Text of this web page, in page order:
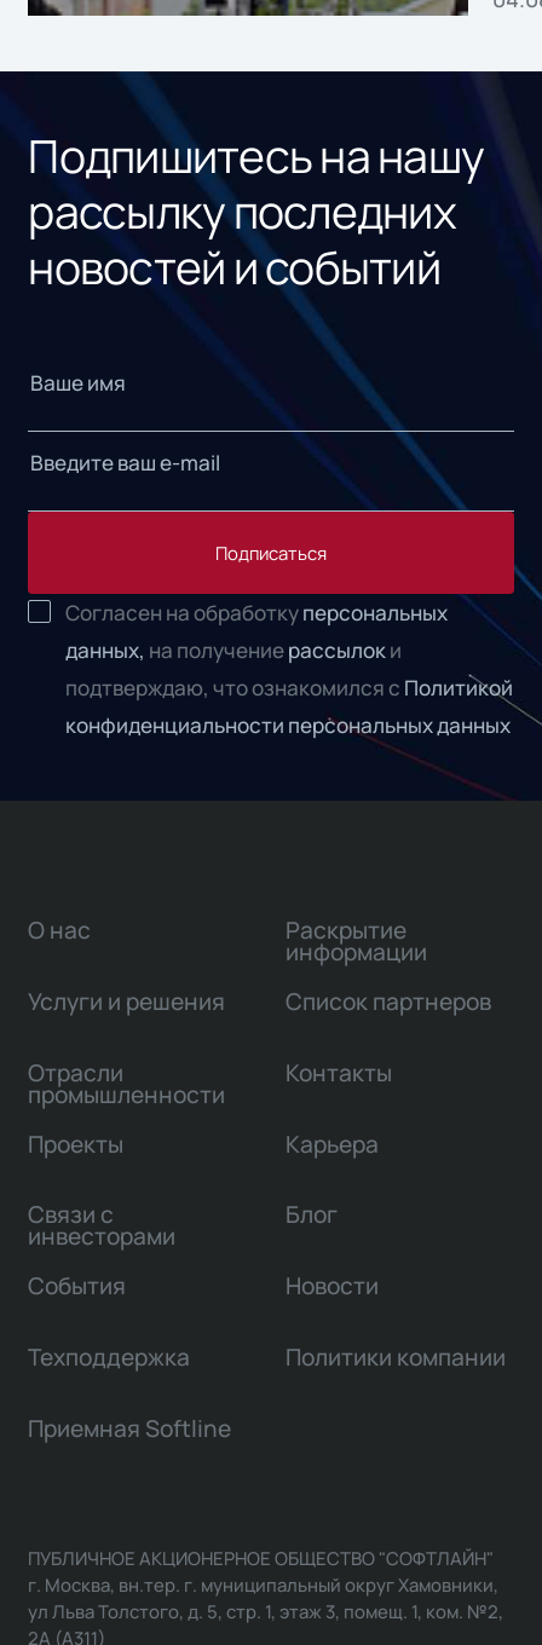
Подпишитесь на нашу
рассылку последних
новостей и событий
Подписаться
Согласен на обработкуперсональных
данных, на получениерассылоки
подтверждаю, что ознакомился с Политикой
конфиденциальности персональных данных
О нас
Услуги и решения
Отрасли
промышленности
Проекты
Связи с
инвесторами
Раскрытие
информации
Список партнеров
Контакты
Карьера
Блог
События Новости
Техподдержка Политики компании
Приемная Softline
ПУБЛИЧНОЕ АКЦИОНЕРНОЕ ОБЩЕСТВО "СОФТЛАЙН"
г. Москва, вн.тер. г. муниципальный округ Хамовники,
ул Льва Толстого, д. 5, стр. 1, этаж 3, помещ. 1, ком. №2,
2А (А311)